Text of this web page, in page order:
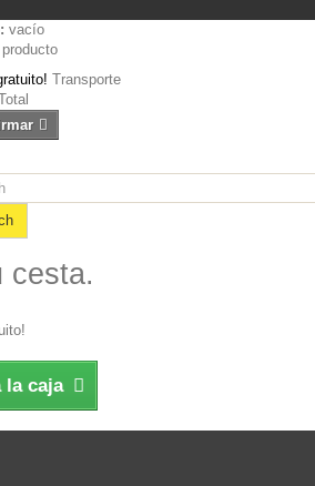
vacío
producto
Transporte
cesta.
la caja